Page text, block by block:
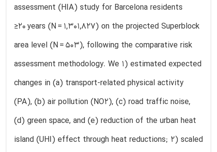
assessment (HIA) study for Barcelona residents
≥20 years (N = 1,301,827) on the projected Superblock
area level (N = 503), following the comparative risk
assessment methodology. We 1) estimated expected
changes in (a) transport-related physical activity
(PA), (b) air pollution (NO2), (c) road traffic noise,
(d) green space, and (e) reduction of the urban heat
island (UHI) effect through heat reductions; 2) scaled